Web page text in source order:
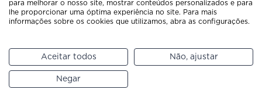
Política de Privacidade
Aviso Legal
Código Ético
Canal de Denúncias
Copyright © 2025 GREE Products
para melhorar o nosso site, mostrar conteúdos personalizados e para
lhe proporcionar uma óptima experiência no site. Para mais
informações sobre os cookies que utilizamos, abra as configurações.
Aceitar todos Não, ajustar
Negar